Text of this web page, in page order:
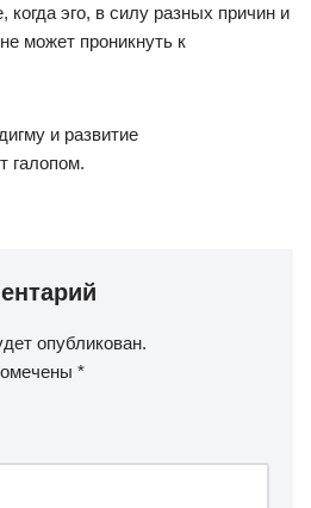
эго, в силу разных причин и
может проникнуть к
и развитие
галопом.
опубликован.
*